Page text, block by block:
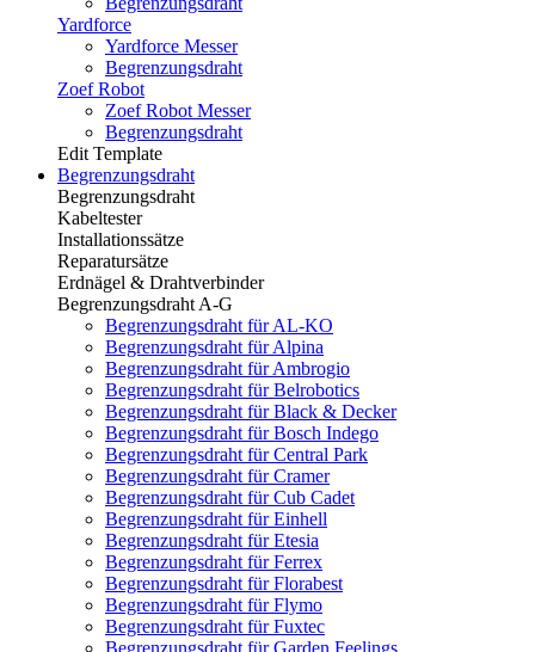
Yardforce
Yardforce Messer
Begrenzungsdraht
Zoef Robot
Zoef Robot Messer
Begrenzungsdraht
Edit Template
Begrenzungsdraht
Begrenzungsdraht
Kabeltester
Installationssätze
Reparatursätze
Erdnägel & Drahtverbinder
Begrenzungsdraht A-G
Begrenzungsdraht für AL-KO
Begrenzungsdraht für Alpina
Begrenzungsdraht für Ambrogio
Begrenzungsdraht für Belrobotics
Begrenzungsdraht für Black & Decker
Begrenzungsdraht für Bosch Indego
Begrenzungsdraht für Central Park
Begrenzungsdraht für Cramer
Begrenzungsdraht für Cub Cadet
Begrenzungsdraht für Einhell
Begrenzungsdraht für Etesia
Begrenzungsdraht für Ferrex
Begrenzungsdraht für Florabest
Begrenzungsdraht für Flymo
Begrenzungsdraht für Fuxtec